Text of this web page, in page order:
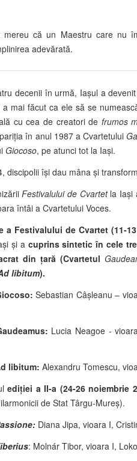
mereu că un Maestru care nu
adevărată.
decenii în urmă, Iaşul a
mai făcut ca ele să se
cu cea de creatori de frumos
în anul 1987 a Cvartetului
Giocoso, pe atunci tot la Iași.
discipolii își dau mâna și
Festivalului de Cvartetla Iași
întâi a Cvartetului Voces.
a Festivalului de Cvartet (11-
și acuprins sintetic în cele
din ţară (Cvartetul
libitum).
Sebastian Câșleanu –
Lucia Neagoe -
libitum: Alexandru Tomescu,
ediției a II-a (24-26 noiembrie
de Stat Târgu-Mureş).
Diana Jipa, vioara I,
: Molnár Tibor, vioara I,